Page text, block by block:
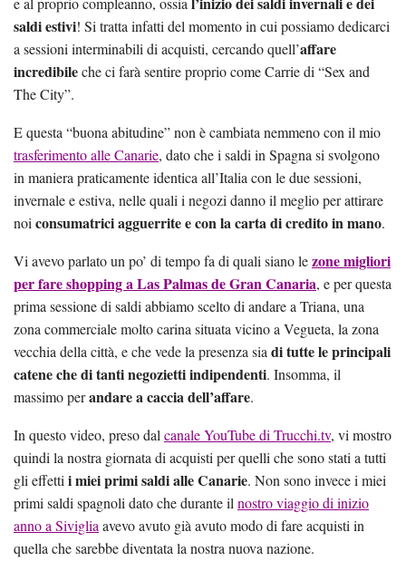
saldi estivi! Si tratta infatti del momento in cui possiamo dedicarci
a sessioni interminabili di acquisti, cercando quell’affare
incredibileche ci farà sentire proprio come Carrie di “Sex and
The City”.
E questa “buona abitudine” non è cambiata nemmeno con il mio
trasferimento alle Canarie, dato che i saldi in Spagna si svolgono
in maniera praticamente identica all’Italia con le due sessioni,
invernale e estiva, nelle quali i negozi danno il meglio per attirare
noi consumatrici agguerrite e con la carta di credito in mano.
Vi avevo parlato un po’ di tempo fa di quali siano lezone migliori
per fare shopping a Las Palmas de Gran Canaria, e per questa
prima sessione di saldi abbiamo scelto di andare a Triana, una
zona commerciale molto carina situata vicino a Vegueta, la zona
vecchia della città, e che vede la presenza sia di tutte le principali
catene che di tanti negozietti indipendenti. Insomma, il
massimo perandare a caccia dell’affare.
In questo video, preso dal canale YouTube di Trucchi.tv, vi mostro
quindi la nostra giornata di acquisti per quelli che sono stati a tutti
gli effetti i miei primi saldi alle Canarie. Non sono invece i miei
primi saldi spagnoli dato che durante il nostro viaggio di inizio
anno a Siviglia avevo avuto già avuto modo di fare acquisti in
quella che sarebbe diventata la nostra nuova nazione.